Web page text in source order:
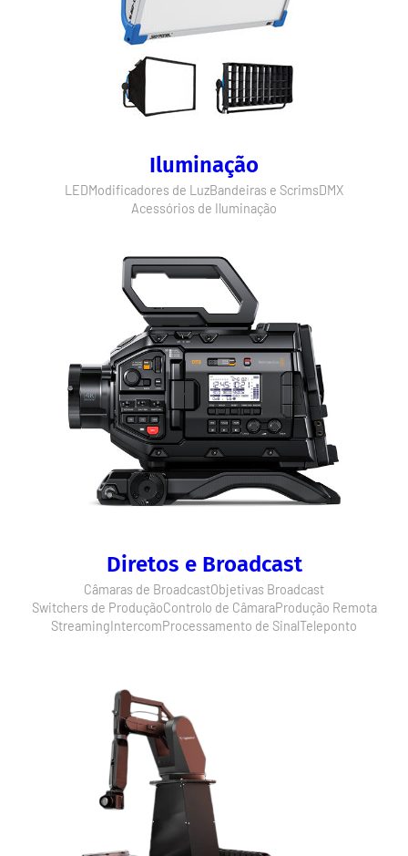
Iluminação
LEDModificadores de LuzBandeiras e ScrimsDMX
Acessórios de Iluminação
Diretos e Broadcast
Câmaras de BroadcastObjetivas Broadcast
Switchers de ProduçãoControlo de CâmaraProdução Remota
StreamingIntercomProcessamento de SinalTeleponto